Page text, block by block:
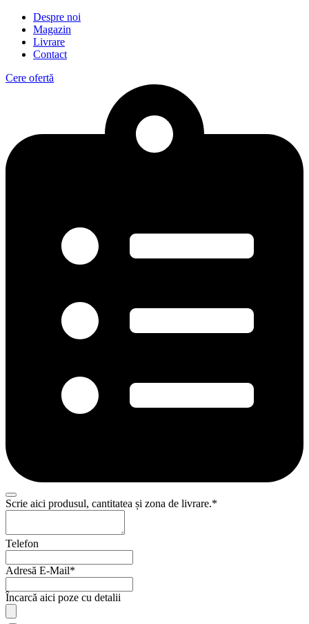
Despre noi
Magazin
Livrare
Contact
Cere ofertă
Scrie aici produsul, cantitatea și zona de livrare.*
Telefon
Adresă E-Mail*
Încarcă aici poze cu detalii